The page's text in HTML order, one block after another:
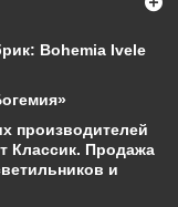
Bohemia Ivele
производителей
Классик. Продажа
и